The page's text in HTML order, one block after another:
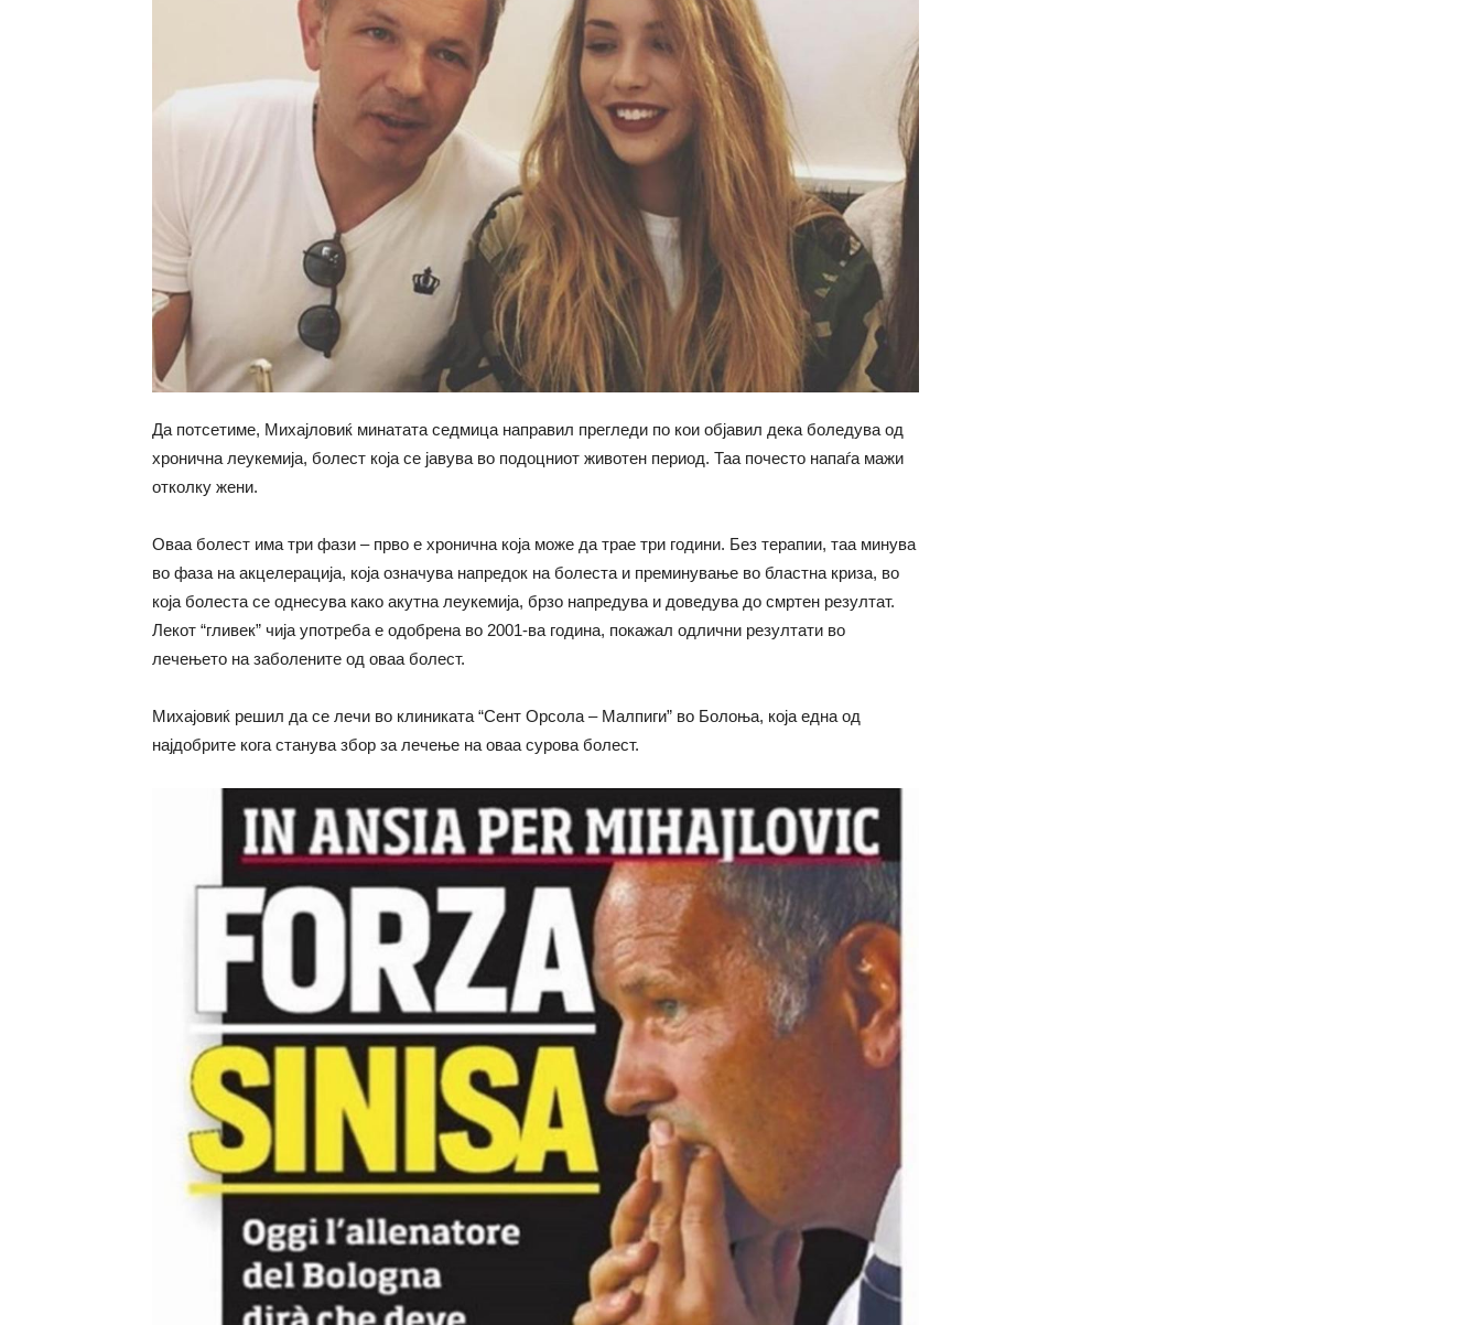
Да потсетиме, Михајловиќ минатата седмица направил прегледи по кои објавил дека боледува од
хронична леукемија, болест која се јавува во подоцниот животен период. Таа почесто напаѓа мажи
отколку жени.
Оваа болест има три фази – прво е хронична која може да трае три години. Без терапии, таа минува
во фаза на акцелерација, која означува напредок на болеста и преминување во бластна криза, во
која болеста се однесува како акутна леукемија, брзо напредува и доведува до смртен резултат.
Лекот “гливек” чија употреба е одобрена во 2001-ва година, покажал одлични резултати во
лечењето на заболените од оваа болест.
Михајовиќ решил да се лечи во клиниката “Сент Орсола – Малпиги” во Болоња, која една од
најдобрите кога станува збор за лечење на оваа сурова болест.